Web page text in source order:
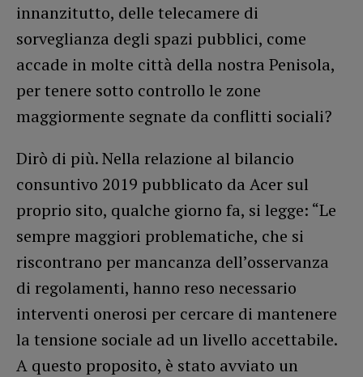
innanzitutto, delle telecamere di
sorveglianza degli spazi pubblici, come
accade in molte città della nostra Penisola,
per tenere sotto controllo le zone
maggiormente segnate da conflitti sociali?
Dirò di più. Nella relazione al bilancio
consuntivo 2019 pubblicato da Acer sul
proprio sito, qualche giorno fa, si legge: “Le
sempre maggiori problematiche, che si
riscontrano per mancanza dell’osservanza
di regolamenti, hanno reso necessario
interventi onerosi per cercare di mantenere
la tensione sociale ad un livello accettabile.
A questo proposito, è stato avviato un